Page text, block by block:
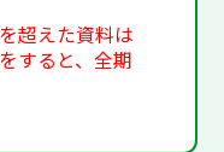
超えた資料は
をすると、全期